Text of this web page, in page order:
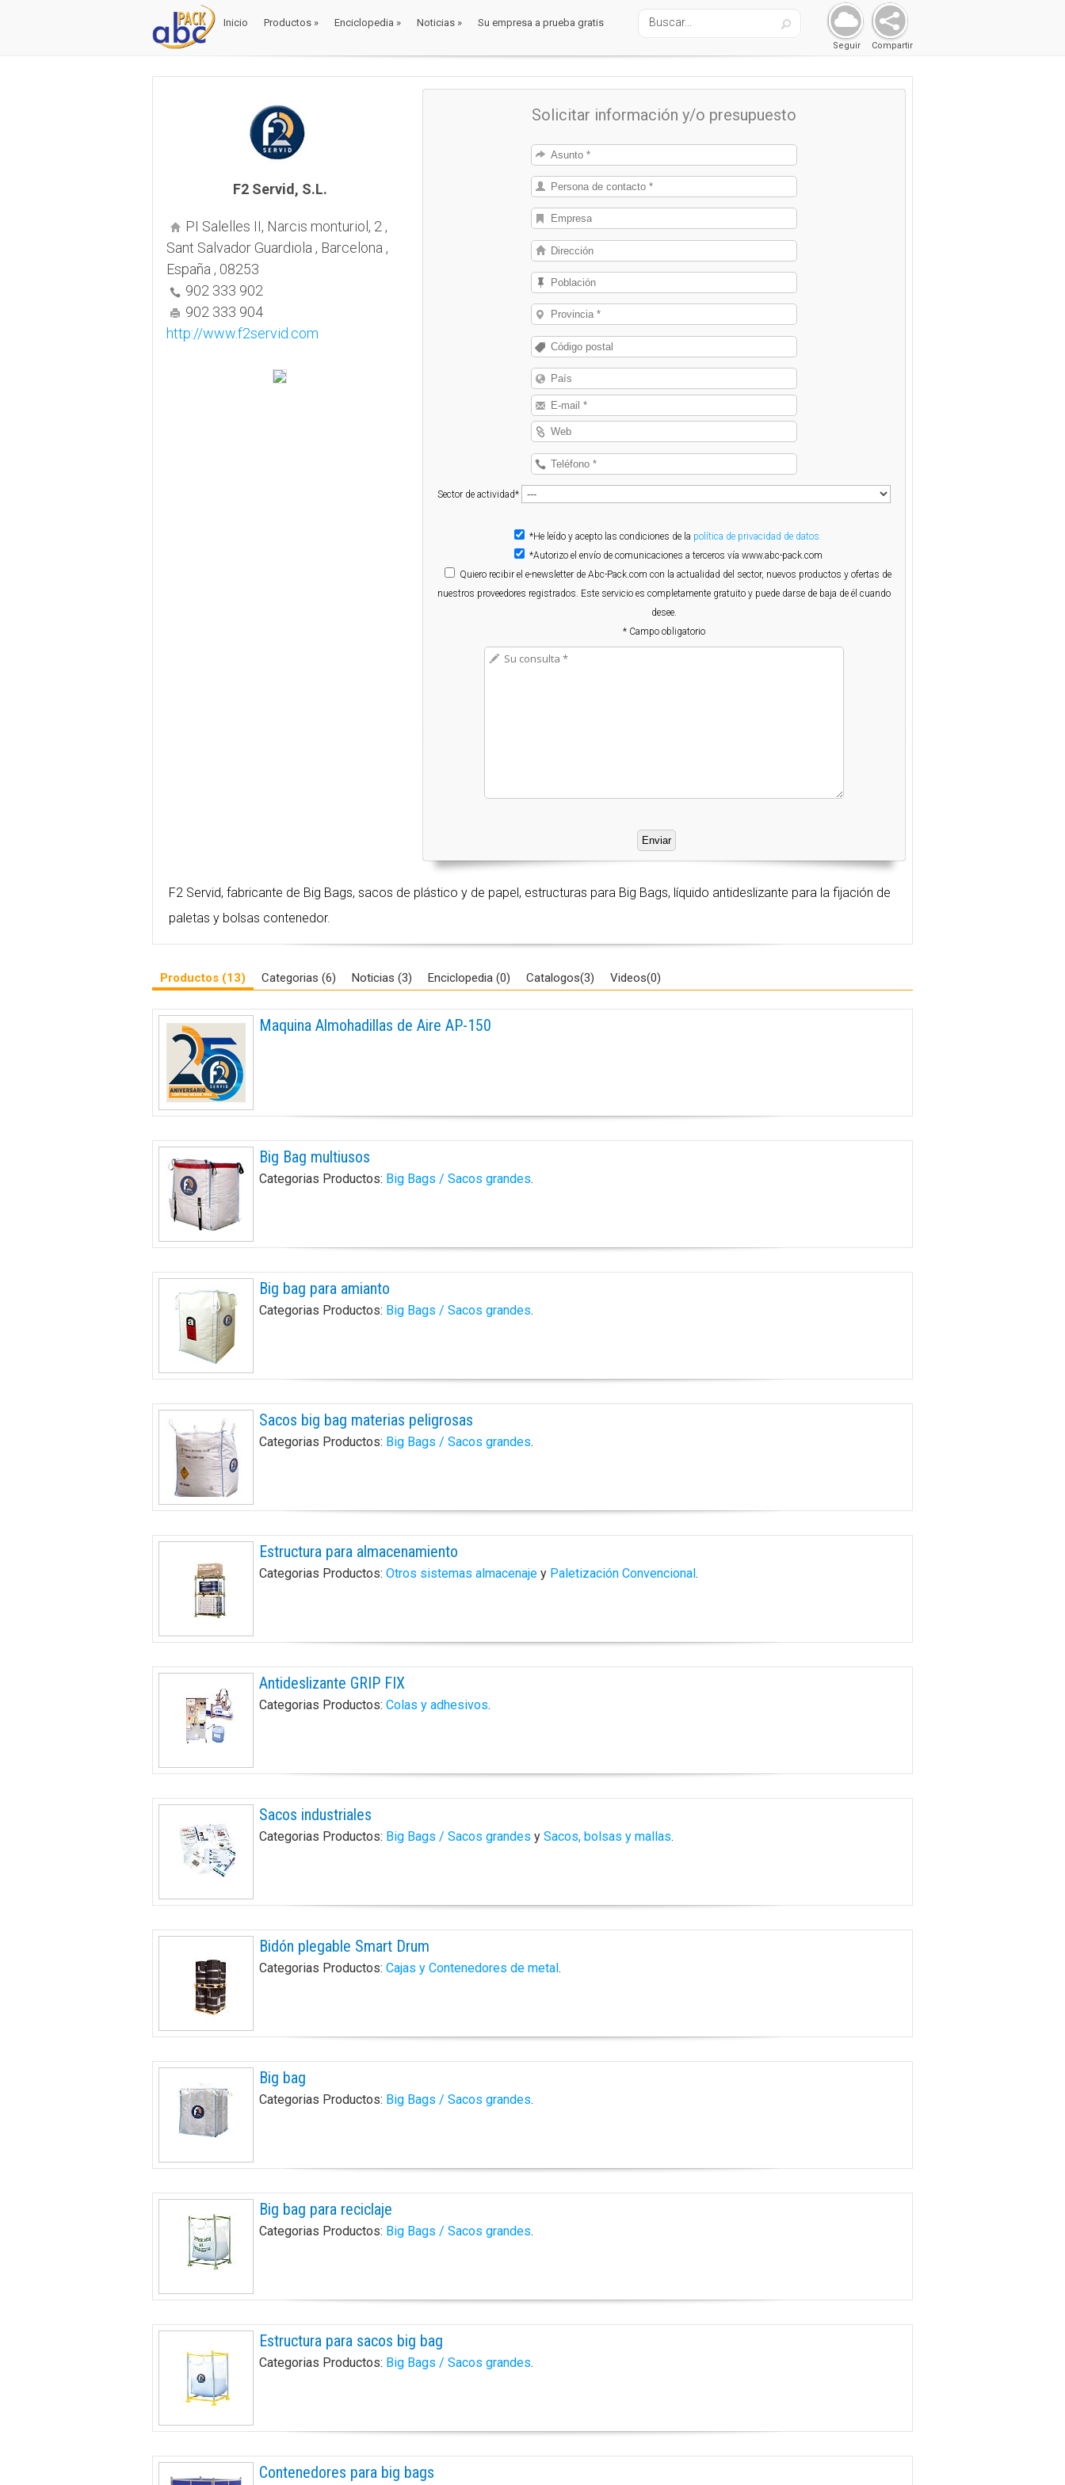
Inicio Productos » Enciclopedia » Noticias » Su empresa a prueba gratis
Compartir
Seguir
F2 Servid, S.L.
PI Salelles II, Narcis monturiol, 2 ,
Sant Salvador Guardiola , Barcelona ,
España , 08253
902 333 902
902 333 904
http://www.f2servid.com
Solicitar información y/o presupuesto
Sector de actividad*
*He leído y acepto las condiciones de la política de privacidad de datos.
*Autorizo el envío de comunicaciones a terceros vía www.abc-pack.com
Quiero recibir el e-newsletter de Abc-Pack.com con la actualidad del sector, nuevos productos y ofertas de
nuestros proveedores registrados. Este servicio es completamente gratuito y puede darse de baja de él cuando
desee.
* Campo obligatorio
F2 Servid, fabricante de Big Bags, sacos de plástico y de papel, estructuras para Big Bags, líquido antideslizante para la fijación de
paletas y bolsas contenedor.
Productos (13) Categorias (6) Noticias (3) Enciclopedia (0) Catalogos(3) Videos(0)
Maquina Almohadillas de Aire AP-150
Big Bag multiusos
Categorias Productos: Big Bags / Sacos grandes.
Big bag para amianto
Categorias Productos: Big Bags / Sacos grandes.
Sacos big bag materias peligrosas
Categorias Productos: Big Bags / Sacos grandes.
Estructura para almacenamiento
Categorias Productos: Otros sistemas almacenaje y Paletización Convencional.
Antideslizante GRIP FIX
Categorias Productos: Colas y adhesivos.
Sacos industriales
Categorias Productos: Big Bags / Sacos grandes y Sacos, bolsas y mallas.
Bidón plegable Smart Drum
Categorias Productos: Cajas y Contenedores de metal.
Big bag
Categorias Productos: Big Bags / Sacos grandes.
Big bag para reciclaje
Categorias Productos: Big Bags / Sacos grandes.
Estructura para sacos big bag
Categorias Productos: Big Bags / Sacos grandes.
Contenedores para big bags